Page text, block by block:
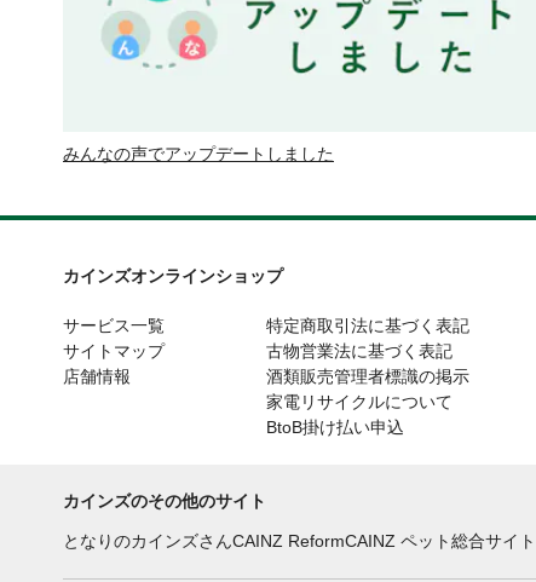
みんなの声でアップデートしました
カインズオンラインショップ
サービス一覧
サイトマップ
店舗情報
特定商取引法に基づく表記
古物営業法に基づく表記
酒類販売管理者標識の掲示
家電リサイクルについて
BtoB掛け払い申込
カインズのその他のサイト
となりのカインズさんCAINZ ReformCAINZ ペット総合サイト